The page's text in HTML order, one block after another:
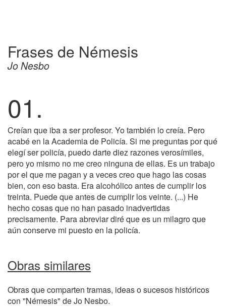
Frases de Némesis
Jo Nesbo
01.
Creían que iba a ser profesor. Yo también lo creía. Pero
acabé en la Academia de Policía. Si me preguntas por qué
elegí ser policía, puedo darte diez razones verosímiles,
pero yo mismo no me creo ninguna de ellas. Es un trabajo
por el que me pagan y a veces creo que hago las cosas
bien, con eso basta. Era alcohólico antes de cumplir los
treinta. Puede que antes de cumplir los veinte. (...) He
hecho cosas que no han pasado inadvertidas
precisamente. Para abreviar diré que es un milagro que
aún conserve mi puesto en la policía.
Obras similares
Obras que comparten tramas, ideas o sucesos históricos
con "Némesis" de Jo Nesbo.